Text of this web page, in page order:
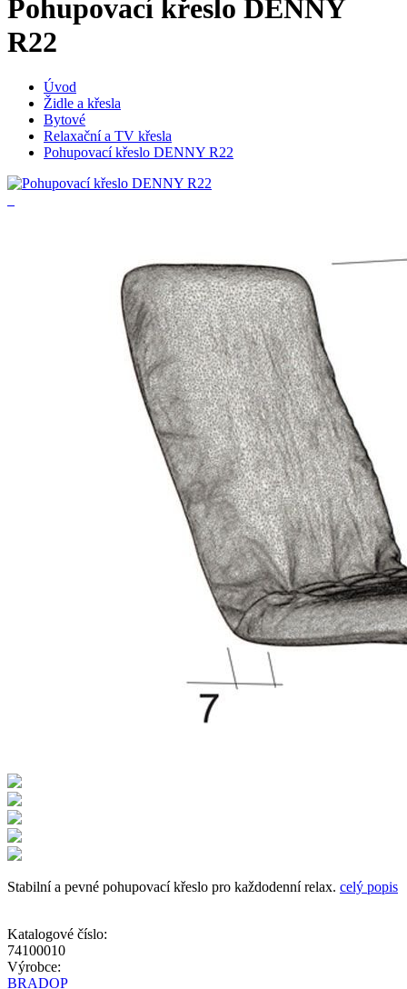
Pohupovací křeslo DENNY
R22
Úvod
Židle a křesla
Bytové
Relaxační a TV křesla
Pohupovací křeslo DENNY R22
Stabilní a pevné pohupovací křeslo pro každodenní relax. celý popis
Katalogové číslo:
74100010
Výrobce:
BRADOP